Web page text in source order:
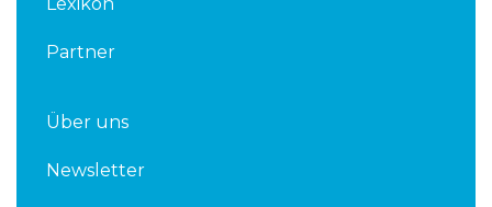
Partner
Über uns
Newsletter